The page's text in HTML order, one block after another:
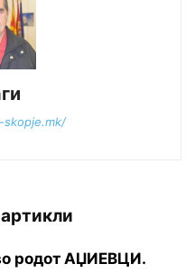
родот АЏИЕВЦИ.